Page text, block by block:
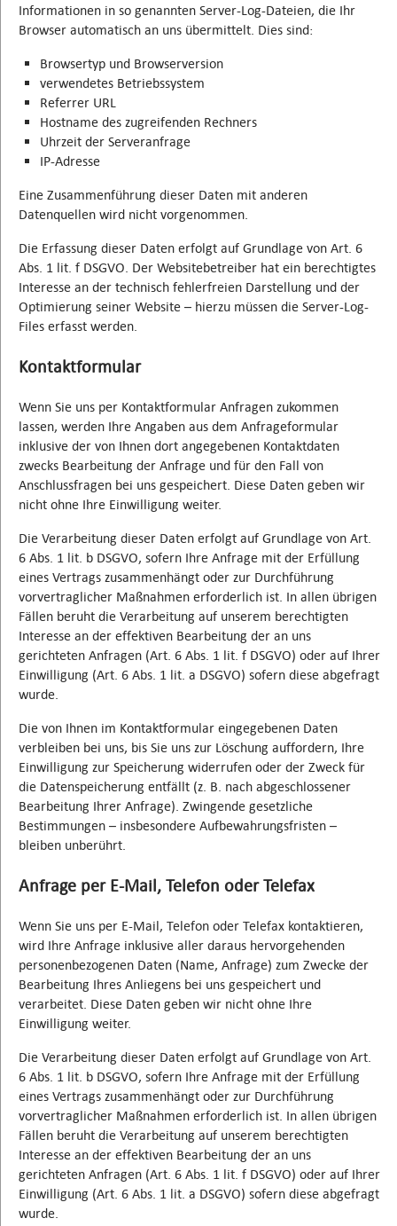
Informationen in so genannten Server-Log-Dateien, die Ihr
Browser automatisch an uns übermittelt. Dies sind:
Browsertyp und Browserversion
verwendetes Betriebssystem
Referrer URL
Hostname des zugreifenden Rechners
Uhrzeit der Serveranfrage
IP-Adresse
Eine Zusammenführung dieser Daten mit anderen
Datenquellen wird nicht vorgenommen.
Die Erfassung dieser Daten erfolgt auf Grundlage von Art. 6
Abs. 1 lit. f DSGVO. Der Websitebetreiber hat ein berechtigtes
Interesse an der technisch fehlerfreien Darstellung und der
Optimierung seiner Website – hierzu müssen die Server-Log-
Files erfasst werden.
Kontaktformular
Wenn Sie uns per Kontaktformular Anfragen zukommen
lassen, werden Ihre Angaben aus dem Anfrageformular
inklusive der von Ihnen dort angegebenen Kontaktdaten
zwecks Bearbeitung der Anfrage und für den Fall von
Anschlussfragen bei uns gespeichert. Diese Daten geben wir
nicht ohne Ihre Einwilligung weiter.
Die Verarbeitung dieser Daten erfolgt auf Grundlage von Art.
6 Abs. 1 lit. b DSGVO, sofern Ihre Anfrage mit der Erfüllung
eines Vertrags zusammenhängt oder zur Durchführung
vorvertraglicher Maßnahmen erforderlich ist. In allen übrigen
Fällen beruht die Verarbeitung auf unserem berechtigten
Interesse an der effektiven Bearbeitung der an uns
gerichteten Anfragen (Art. 6 Abs. 1 lit. f DSGVO) oder auf Ihrer
Einwilligung (Art. 6 Abs. 1 lit. a DSGVO) sofern diese abgefragt
wurde.
Die von Ihnen im Kontaktformular eingegebenen Daten
verbleiben bei uns, bis Sie uns zur Löschung auffordern, Ihre
Einwilligung zur Speicherung widerrufen oder der Zweck für
die Datenspeicherung entfällt (z. B. nach abgeschlossener
Bearbeitung Ihrer Anfrage). Zwingende gesetzliche
Bestimmungen – insbesondere Aufbewahrungsfristen –
bleiben unberührt.
Anfrage per E-Mail, Telefon oder Telefax
Wenn Sie uns per E-Mail, Telefon oder Telefax kontaktieren,
wird Ihre Anfrage inklusive aller daraus hervorgehenden
personenbezogenen Daten (Name, Anfrage) zum Zwecke der
Bearbeitung Ihres Anliegens bei uns gespeichert und
verarbeitet. Diese Daten geben wir nicht ohne Ihre
Einwilligung weiter.
Die Verarbeitung dieser Daten erfolgt auf Grundlage von Art.
6 Abs. 1 lit. b DSGVO, sofern Ihre Anfrage mit der Erfüllung
eines Vertrags zusammenhängt oder zur Durchführung
vorvertraglicher Maßnahmen erforderlich ist. In allen übrigen
Fällen beruht die Verarbeitung auf unserem berechtigten
Interesse an der effektiven Bearbeitung der an uns
gerichteten Anfragen (Art. 6 Abs. 1 lit. f DSGVO) oder auf Ihrer
Einwilligung (Art. 6 Abs. 1 lit. a DSGVO) sofern diese abgefragt
wurde.